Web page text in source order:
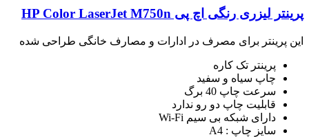
پرینتر لیزری رنگی اچ پی HP Color LaserJet M750n
این پرینتر برای مصرف در ادارات و مصارف خانگی طراحی شده
پرینتر تک کاره
چاپ سیاه و سفید
سرعت چاپ 40 برگ
قابلیت چاپ دو رو ندارد
دارای شبکه بی سیم Wi-Fi
سایز چاپ : A4